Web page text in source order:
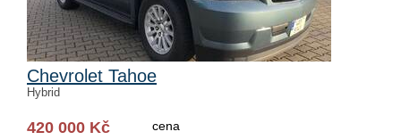
Chevrolet Tahoe
Hybrid
420 000 Kč
cena